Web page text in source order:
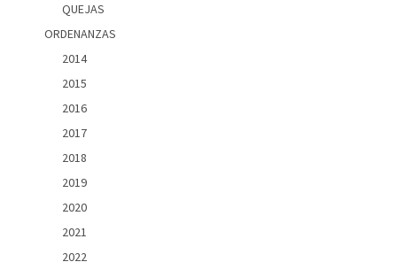
QUEJAS
ORDENANZAS
2014
2015
2016
2017
2018
2019
2020
2021
2022